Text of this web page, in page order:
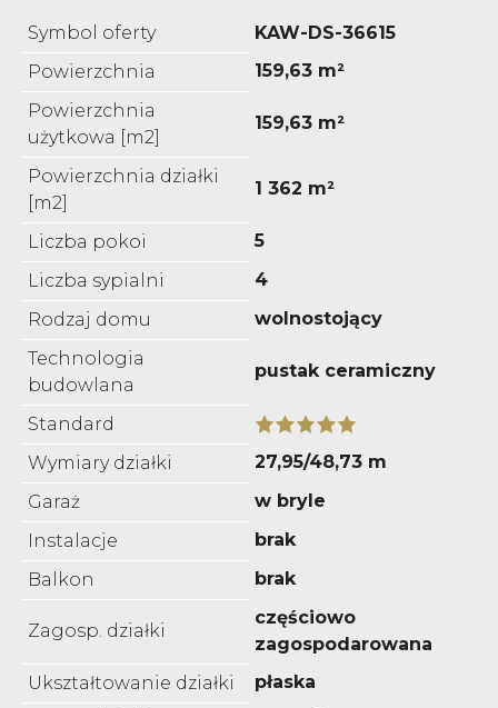
Symbol oferty
KAW-DS-36615
Powierzchnia
159,63 m²
Powierzchnia
użytkowa [m2]
159,63 m²
Powierzchnia działki
[m2]
1 362 m²
Liczba pokoi
5
Liczba sypialni
4
Rodzaj domu
wolnostojący
Technologia
budowlana
pustak ceramiczny
Standard
Wymiary działki
27,95/48,73 m
Garaż
w bryle
Instalacje
brak
Balkon
brak
Zagosp. działki
częściowo
zagospodarowana
Ukształtowanie działki
płaska